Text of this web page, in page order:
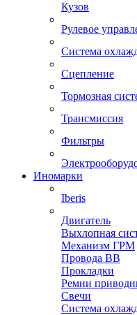
Кузов
Рулевое
Система
Сцепление
Тормозная
Трансмиссия
Фильтры
Иномарки
Iberis
Двигатель
Выхлопная
Механизм ГРМ
Провода ВВ
Прокладки
Ремни
Свечи
Система